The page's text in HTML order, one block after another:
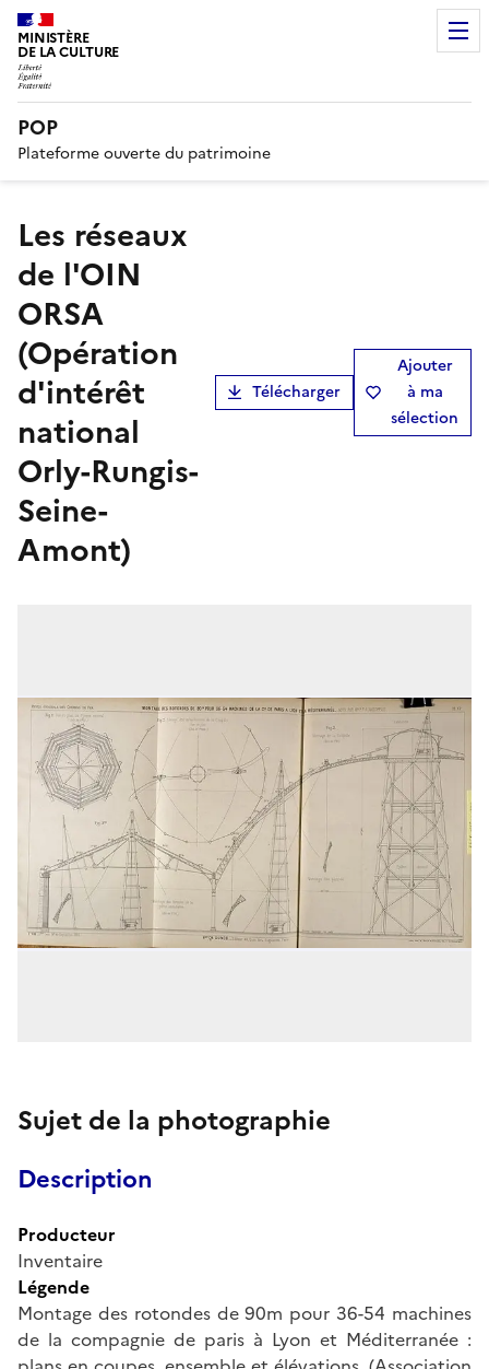
MINISTÈRE
DE LA CULTURE
POP
Plateforme ouverte du patrimoine
les réseaux
de l'OIN
ORSA
(Opération
d'intérêt
national
Orly-Rungis-
Seine-
Amont)
Télécharger
Ajouter
à ma
sélection
Sujet de la photographie
Description
Producteur
Inventaire
Légende
Montage des rotondes de 90m pour 36-54 machines
de la compagnie de paris à Lyon et Méditerranée :